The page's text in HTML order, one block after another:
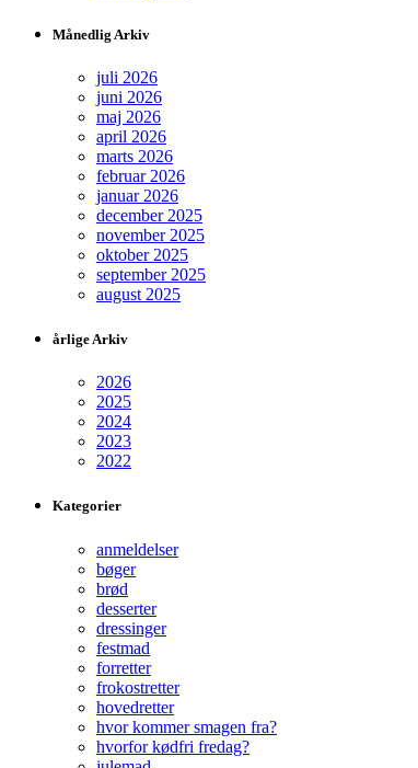
Månedlig Arkiv
juli 2026
juni 2026
maj 2026
april 2026
marts 2026
februar 2026
januar 2026
december 2025
november 2025
oktober 2025
september 2025
august 2025
årlige Arkiv
2026
2025
2024
2023
2022
Kategorier
anmeldelser
bøger
brød
desserter
dressinger
festmad
forretter
frokostretter
hovedretter
hvor kommer smagen fra?
hvorfor kødfri fredag?